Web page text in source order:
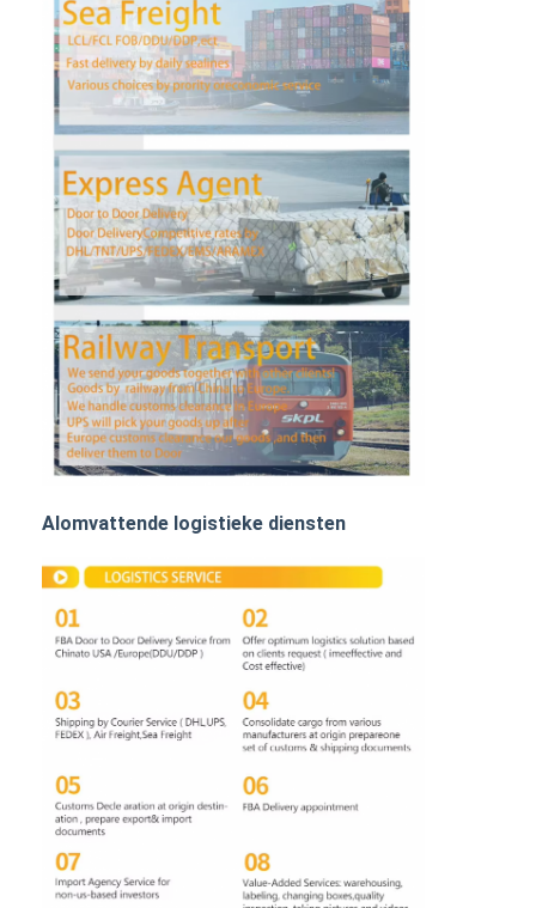
Praatje Nu
Internationale Voorwaartse Vracht
Voorwaartse luchtvracht
zeevracht
DDP-verzending uit China
druk het verschepen uit
SPOORvracht
Vervoer naar Amazone
Alomvattende logistieke diensten